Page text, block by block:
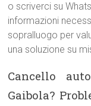
o scriverci su
informazioni
sopralluogo per
una soluzione su
Cancello
Gaibola?